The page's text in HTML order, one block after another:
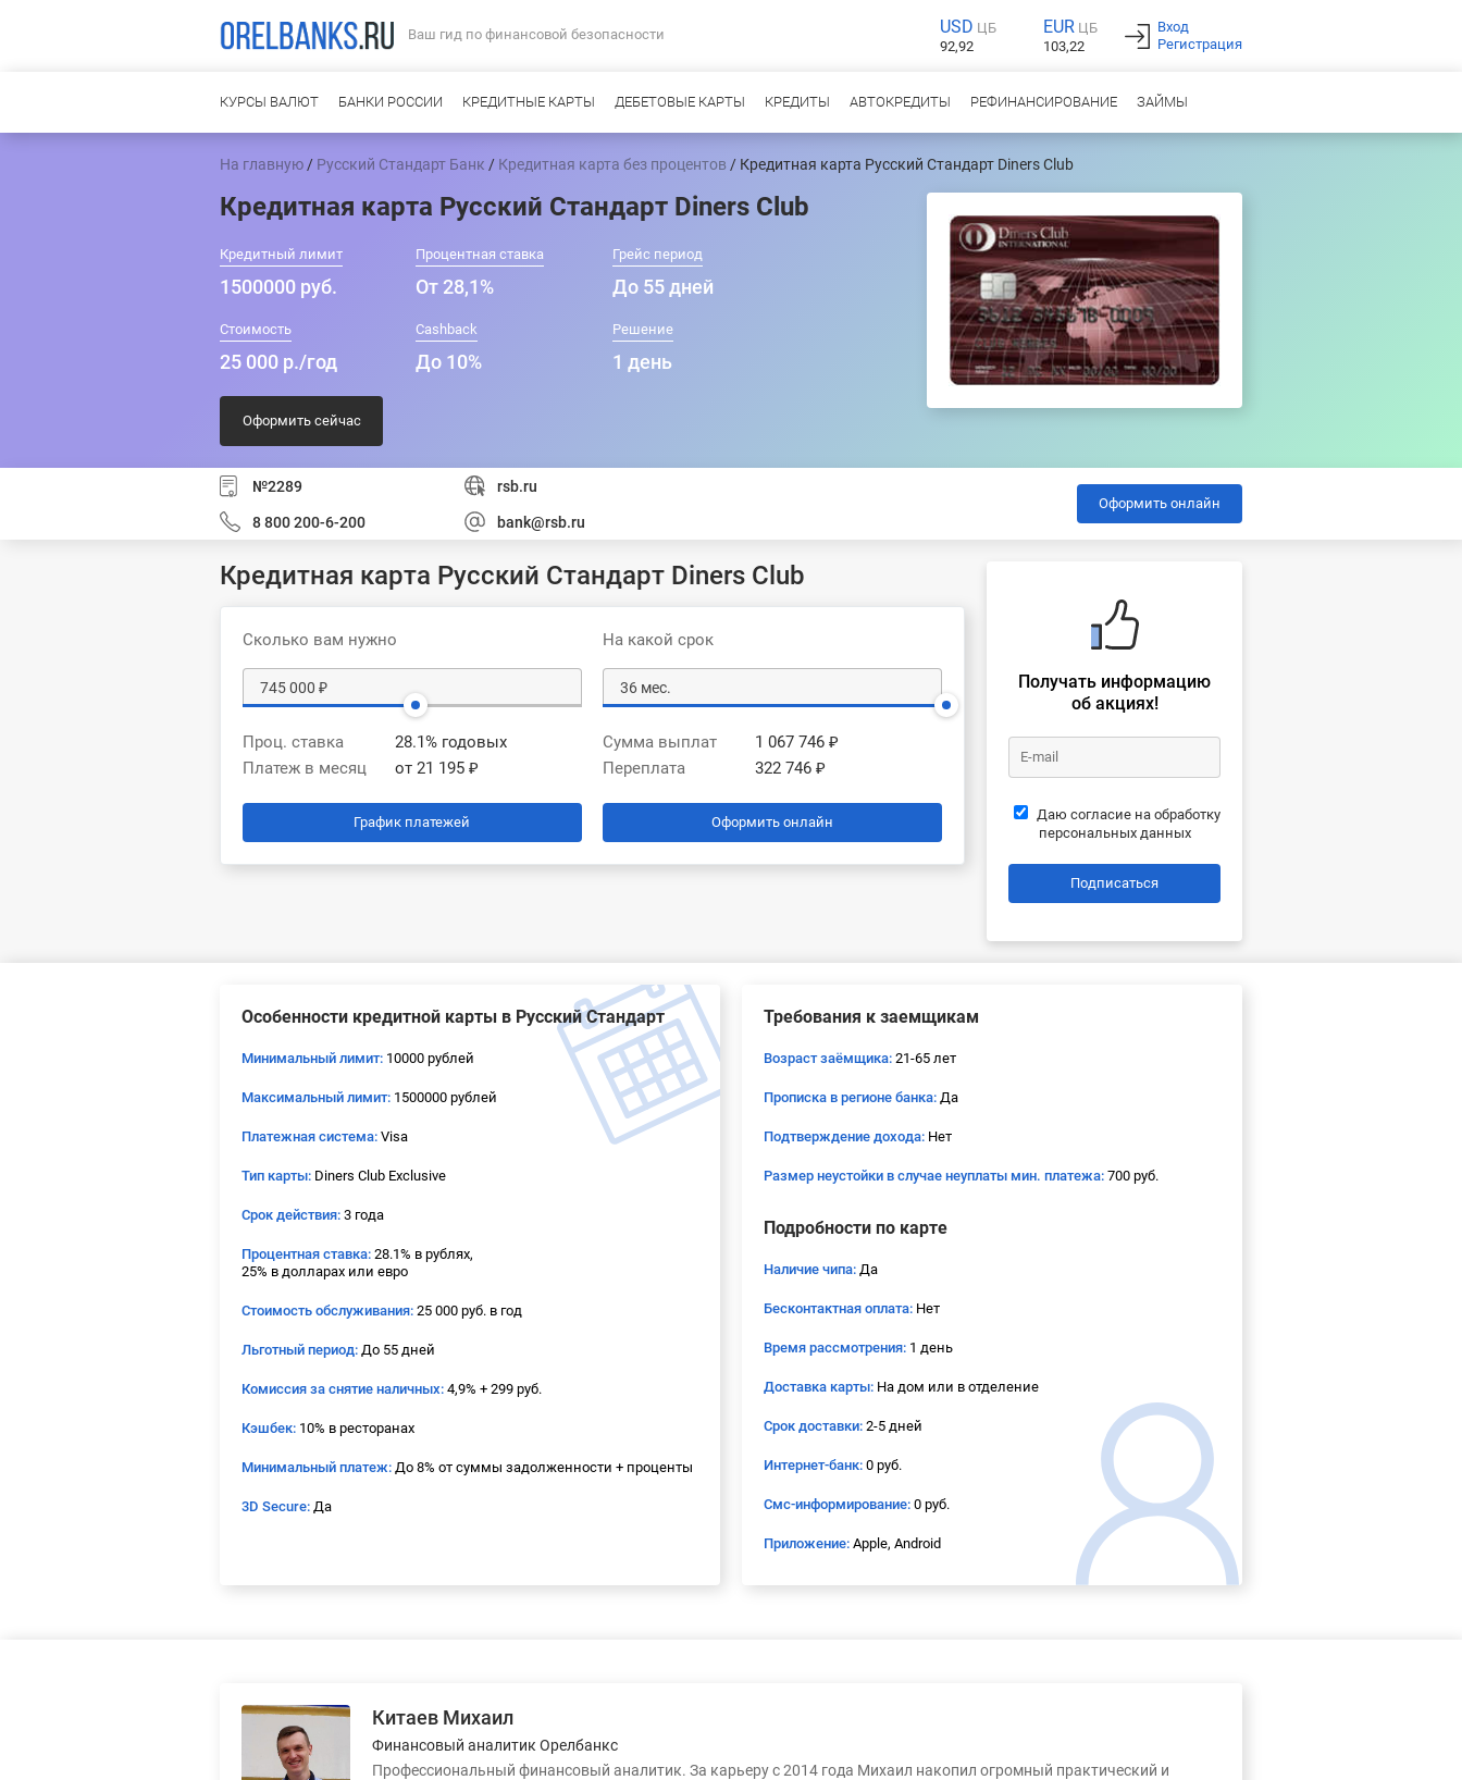
Ваш гид по финансовой безопасности USD ЦБ
92,92
EUR ЦБ
103,22
Вход
Регистрация
КУРСЫ ВАЛЮТ БАНКИ РОССИИ КРЕДИТНЫЕ КАРТЫ ДЕБЕТОВЫЕ КАРТЫ КРЕДИТЫ АВТОКРЕДИТЫ РЕФИНАНСИРОВАНИЕ ЗАЙМЫ
На главную / Русский Стандарт Банк / Кредитная карта без процентов / Кредитная карта Русский Стандарт Diners Club
Кредитная карта Русский Стандарт Diners Club
Кредитный лимит
1500000 руб.
Процентная ставка
От 28,1%
Грейс период
До 55 дней
Стоимость
25 000 р./год
Cashback
До 10%
Решение
1 день
Оформить сейчас
№2289 rsb.ru
8 800 200-6-200 bank@rsb.ru
Оформить онлайн
Кредитная карта Русский Стандарт Diners Club
Сколько вам нужно На какой срок
Проц. ставка
28.1% годовых
Платеж в месяц
от 21 195 ₽
Сумма выплат
1 067 746 ₽
Переплата
322 746 ₽
График платежей Оформить онлайн
Получать информацию
об акциях!
Даю согласие на обработку
персональных данных
Подписаться
Особенности кредитной карты в Русский Стандарт
Минимальный лимит: 10000 рублей
Максимальный лимит: 1500000 рублей
Платежная система: Visa
Тип карты: Diners Club Exclusive
Срок действия: 3 года
Процентная ставка: 28.1% в рублях,
25% в долларах или евро
Стоимость обслуживания: 25 000 руб. в год
Льготный период: До 55 дней
Комиссия за снятие наличных: 4,9% + 299 руб.
Кэшбек: 10% в ресторанах
Минимальный платеж: До 8% от суммы задолженности + проценты
3D Secure: Да
Требования к заемщикам
Возраст заёмщика: 21-65 лет
Прописка в регионе банка: Да
Подтверждение дохода: Нет
Размер неустойки в случае неуплаты мин. платежа: 700 руб.
Подробности по карте
Наличие чипа: Да
Бесконтактная оплата: Нет
Время рассмотрения: 1 день
Доставка карты: На дом или в отделение
Срок доставки: 2-5 дней
Интернет-банк: 0 руб.
Смс-информирование: 0 руб.
Приложение: Apple, Android
Китаев Михаил
Финансовый аналитик Орелбанкс
Профессиональный финансовый аналитик. За карьеру с 2014 года Михаил накопил огромный практический и